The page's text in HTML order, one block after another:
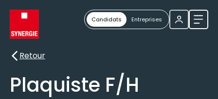
Candidats Entreprises
Retour
Retour
Plaquiste F/H